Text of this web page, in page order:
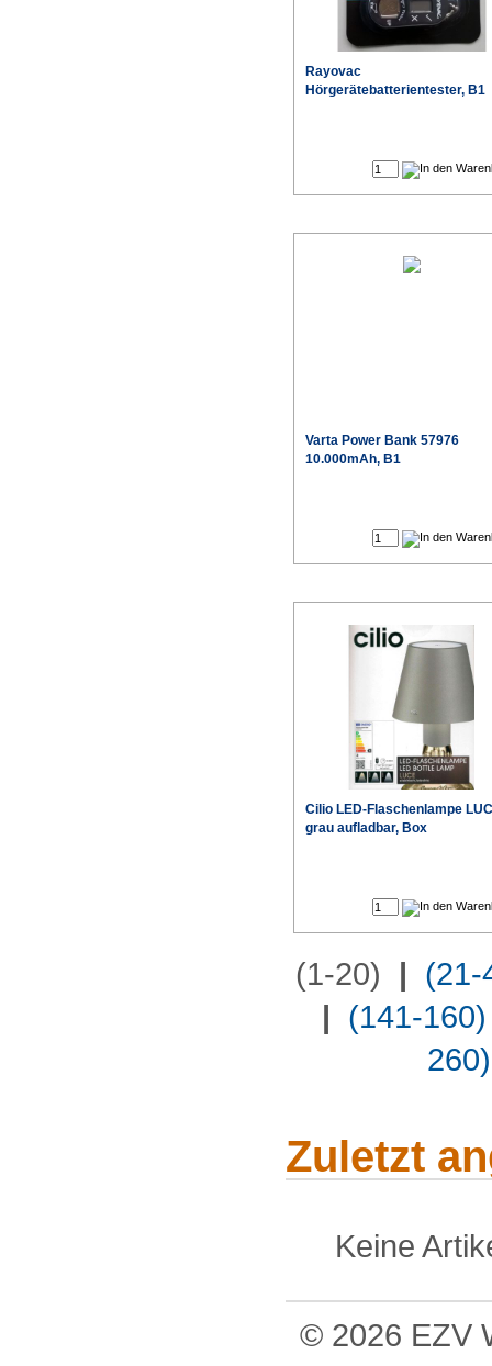
Rayovac
Hörgerätebatterientester, B1
Varta Power Bank 57976
10.000mAh, B1
Cilio LED-Flaschenlampe
grau aufladbar, Box
(1-20) | (21-
| (141-160)
260)
Zuletzt
Keine
© 2026 EZV